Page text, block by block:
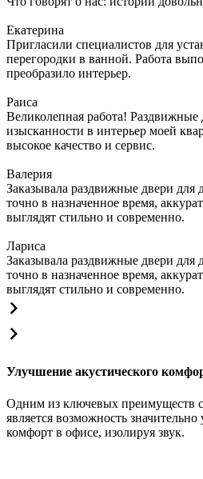
Екатерина
Пригласили специалистов для
перегородки в ванной. Работа
преобразило интерьер.
Раиса
Великолепная работа! Раздвижные
изысканности в интерьер моей
высокое качество и сервис.
Валерия
Заказывала раздвижные двери для
точно в назначенное время,
выглядят стильно и современно.
Лариса
Заказывала раздвижные двери для
точно в назначенное время,
выглядят стильно и современно.
Улучшение акустического
Одним из ключевых преимуществ
является возможность
комфорт в офисе, изолируя звук.